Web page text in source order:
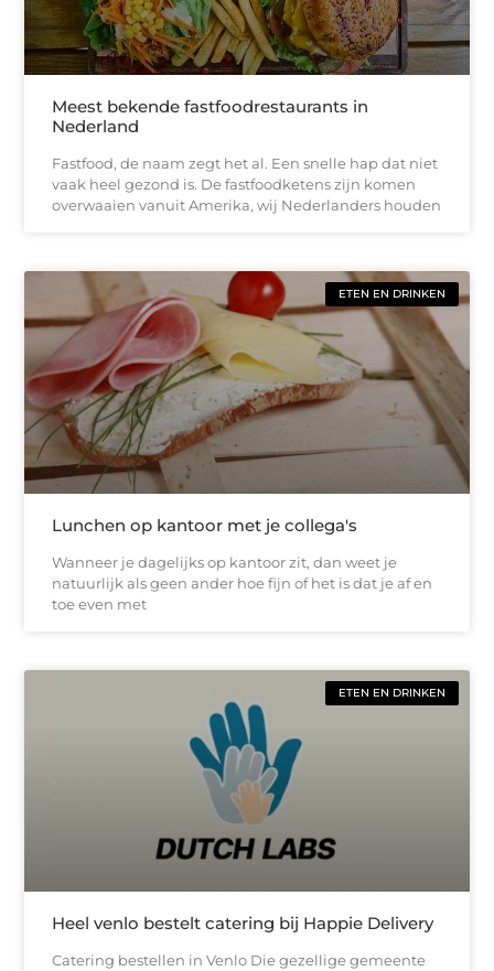
Meest bekende fastfoodrestaurants in
Nederland
Fastfood, de naam zegt het al. Een snelle hap dat niet
vaak heel gezond is. De fastfoodketens zijn komen
overwaaien vanuit Amerika, wij Nederlanders houden
ETEN EN DRINKEN
Lunchen op kantoor met je collega's
Wanneer je dagelijks op kantoor zit, dan weet je
natuurlijk als geen ander hoe fijn of het is dat je af en
toe even met
ETEN EN DRINKEN
Heel venlo bestelt catering bij Happie Delivery
Catering bestellen in Venlo Die gezellige gemeente